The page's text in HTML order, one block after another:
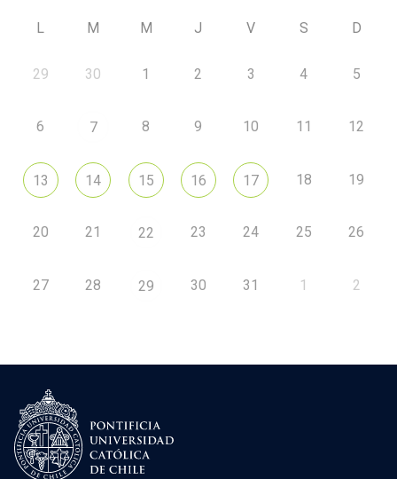
L M M J V S D
29 30 1 2 3 4 5
6 7 8 9 10 11 12
13 14 15 16 17 18 19
20 21 22 23 24 25 26
27 28 29 30 31 1 2